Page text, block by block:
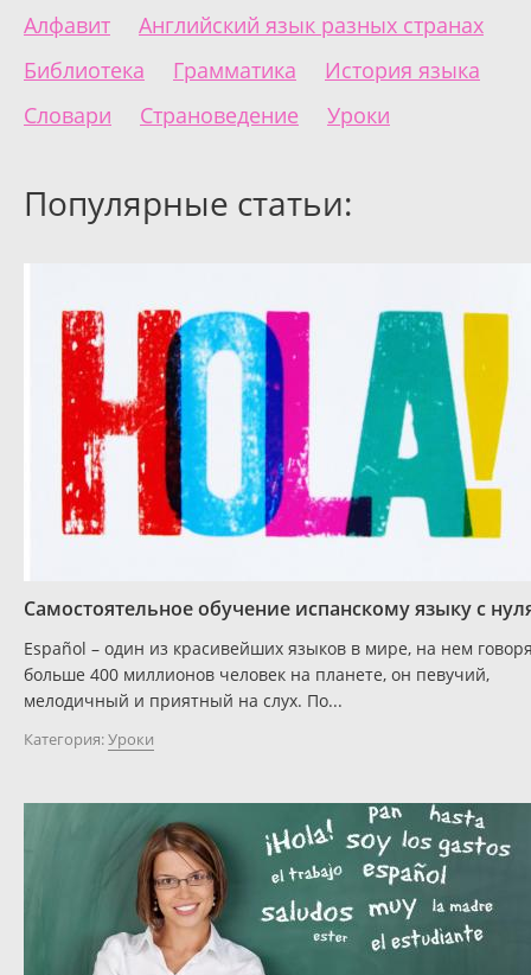
Алфавит
Английский язык разных странах
Библиотека
Грамматика
История языка
Словари
Страноведение Уроки
Популярные статьи:
Самостоятельное обучение испанскому языку с
Español – один из красивейших языков в мире, на нем
больше 400 миллионов человек на планете, он певучий,
мелодичный и приятный на слух. По...
Категория:Уроки